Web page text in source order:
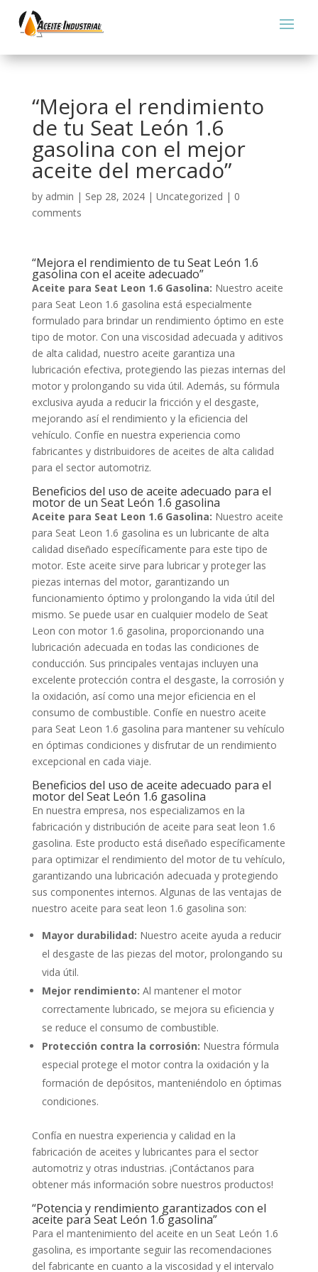
“Mejora el rendimiento
de tu Seat León 1.6
gasolina con el mejor
aceite del mercado”
by admin | Sep 28, 2024| Uncategorized | 0
comments
“Mejora el rendimiento de tu Seat León 1.6
gasolina con el aceite adecuado”
Aceite para Seat Leon 1.6 Gasolina: Nuestro aceite
para Seat Leon 1.6 gasolina está especialmente
formulado para brindar un rendimiento óptimo en este
tipo de motor. Con una viscosidad adecuada y aditivos
de alta calidad, nuestro aceite garantiza una
lubricación efectiva, protegiendo las piezas internas del
motor y prolongando su vida útil. Además, su fórmula
exclusiva ayuda a reducir la fricción y el desgaste,
mejorando así el rendimiento y la eficiencia del
vehículo. Confíe en nuestra experiencia como
fabricantes y distribuidores de aceites de alta calidad
para el sector automotriz.
Beneficios del uso de aceite adecuado para el
motor de un Seat León 1.6 gasolina
Aceite para Seat Leon 1.6 Gasolina: Nuestro aceite
para Seat Leon 1.6 gasolina es un lubricante de alta
calidad diseñado específicamente para este tipo de
motor. Este aceite sirve para lubricar y proteger las
piezas internas del motor, garantizando un
funcionamiento óptimo y prolongando la vida útil del
mismo. Se puede usar en cualquier modelo de Seat
Leon con motor 1.6 gasolina, proporcionando una
lubricación adecuada en todas las condiciones de
conducción. Sus principales ventajas incluyen una
excelente protección contra el desgaste, la corrosión y
la oxidación, así como una mejor eficiencia en el
consumo de combustible. Confíe en nuestro aceite
para Seat Leon 1.6 gasolina para mantener su vehículo
en óptimas condiciones y disfrutar de un rendimiento
excepcional en cada viaje.
Beneficios del uso de aceite adecuado para el
motor del Seat León 1.6 gasolina
En nuestra empresa, nos especializamos en la
fabricación y distribución de aceite para seat leon 1.6
gasolina. Este producto está diseñado específicamente
para optimizar el rendimiento del motor de tu vehículo,
garantizando una lubricación adecuada y protegiendo
sus componentes internos. Algunas de las ventajas de
nuestro aceite para seat leon 1.6 gasolina son:
Mayor durabilidad: Nuestro aceite ayuda a reducir
el desgaste de las piezas del motor, prolongando su
vida útil.
Mejor rendimiento: Al mantener el motor
correctamente lubricado, se mejora su eficiencia y
se reduce el consumo de combustible.
Protección contra la corrosión: Nuestra fórmula
especial protege el motor contra la oxidación y la
formación de depósitos, manteniéndolo en óptimas
condiciones.
Confía en nuestra experiencia y calidad en la
fabricación de aceites y lubricantes para el sector
automotriz y otras industrias. ¡Contáctanos para
obtener más información sobre nuestros productos!
“Potencia y rendimiento garantizados con el
aceite para Seat León 1.6 gasolina”
Para el mantenimiento del aceite en un Seat León 1.6
gasolina, es importante seguir las recomendaciones
del fabricante en cuanto a la viscosidad y el intervalo